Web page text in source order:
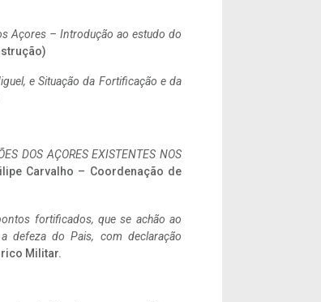
Açores – Introdução ao estudo do
e Situação da Fortificação e da
DOS AÇORES EXISTENTES NOS
Carvalho – Coordenação de
fortificados, que se achão ao
defeza do Pais, com declaração
Militar.